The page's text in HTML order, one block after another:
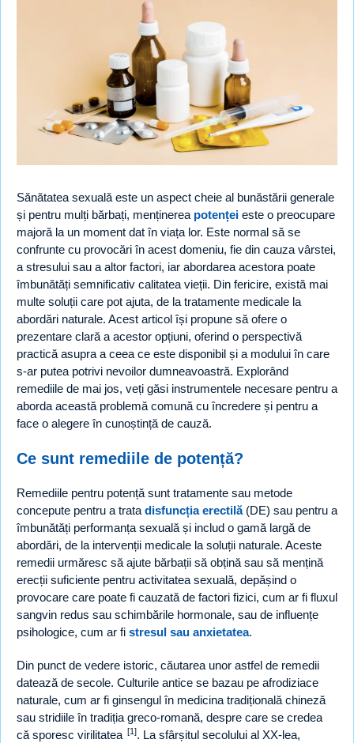
Sănătatea sexuală este un aspect cheie al bunăstării generale
și pentru mulți bărbați, menținerea potenței este o preocupare
majoră la un moment dat în viața lor. Este normal să se
confrunte cu provocări în acest domeniu, fie din cauza vârstei,
a stresului sau a altor factori, iar abordarea acestora poate
îmbunătăți semnificativ calitatea vieții. Din fericire, există mai
multe soluții care pot ajuta, de la tratamente medicale la
abordări naturale. Acest articol își propune să ofere o
prezentare clară a acestor opțiuni, oferind o perspectivă
practică asupra a ceea ce este disponibil și a modului în care
s-ar putea potrivi nevoilor dumneavoastră. Explorând
remediile de mai jos, veți găsi instrumentele necesare pentru a
aborda această problemă comună cu încredere și pentru a
face o alegere în cunoștință de cauză.
Ce sunt remediile de potență?
Remediile pentru potență sunt tratamente sau metode
concepute pentru a trata disfuncția erectilă(DE) sau pentru a
îmbunătăți performanța sexuală și includ o gamă largă de
abordări, de la intervenții medicale la soluții naturale. Aceste
remedii urmăresc să ajute bărbații să obțină sau să mențină
erecții suficiente pentru activitatea sexuală, depășind o
provocare care poate fi cauzată de factori fizici, cum ar fi fluxul
sangvin redus sau schimbările hormonale, sau de influențe
psihologice, cum ar fi stresul sau anxietatea.
Din punct de vedere istoric, căutarea unor astfel de remedii
datează de secole. Culturile antice se bazau pe afrodiziace
naturale, cum ar fi ginsengul în medicina tradițională chineză
sau stridiile în tradiția greco-romană, despre care se credea
că sporesc virilitatea [1]. La sfârșitul secolului al XX-lea,